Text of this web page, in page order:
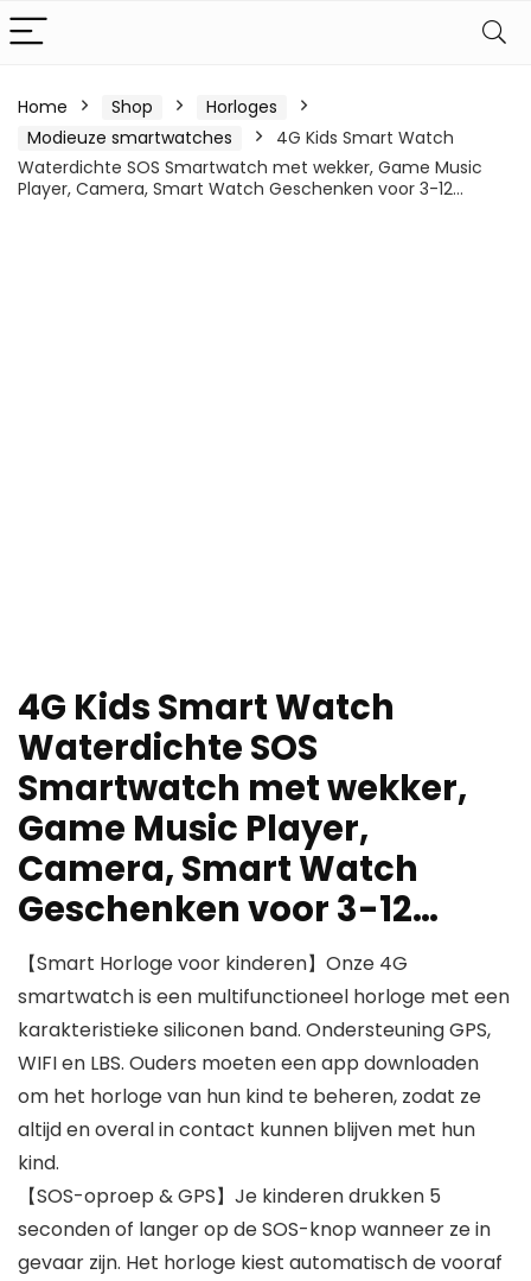
Home Shop
Horloges
Modieuze smartwatches
4G Kids Smart Watch
Waterdichte SOS Smartwatch met wekker, Game Music
Player, Camera, Smart Watch Geschenken voor 3-12…
4G Kids Smart Watch
Waterdichte SOS
Smartwatch met wekker,
Game Music Player,
Camera, Smart Watch
Geschenken voor 3-12…
【Smart Horloge voor kinderen】Onze 4G
smartwatch is een multifunctioneel horloge met een
karakteristieke siliconen band. Ondersteuning GPS,
WIFI en LBS. Ouders moeten een app downloaden
om het horloge van hun kind te beheren, zodat ze
altijd en overal in contact kunnen blijven met hun
kind.
【SOS-oproep & GPS】Je kinderen drukken 5
seconden of langer op de SOS-knop wanneer ze in
gevaar zijn. Het horloge kiest automatisch de vooraf